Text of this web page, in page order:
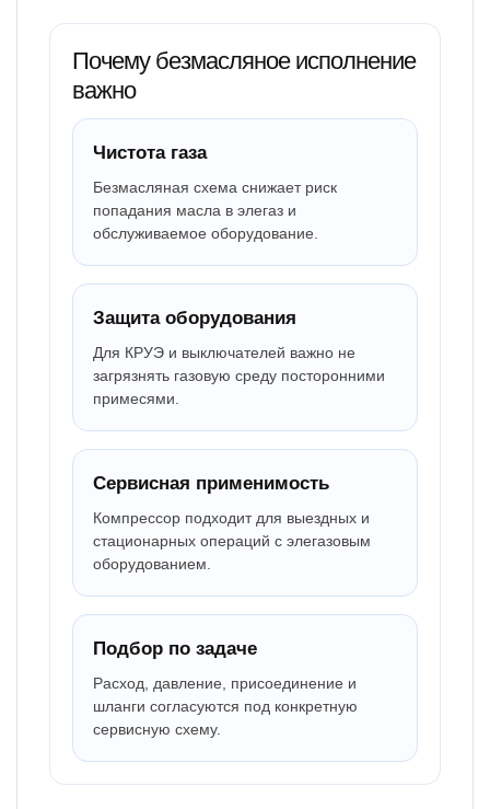
Почему безмасляное исполнение
важно
Чистота газа
Безмасляная схема снижает риск
попадания масла в элегаз и
обслуживаемое оборудование.
Защита оборудования
Для КРУЭ и выключателей важно не
загрязнять газовую среду посторонними
примесями.
Сервисная применимость
Компрессор подходит для выездных и
стационарных операций с элегазовым
оборудованием.
Подбор по задаче
Расход, давление, присоединение и
шланги согласуются под конкретную
сервисную схему.